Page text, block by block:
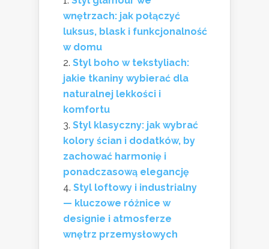
wnętrzach: jak połączyć
luksus, blask i funkcjonalność
w domu
Styl boho w tekstyliach:
jakie tkaniny wybierać dla
naturalnej lekkości i
komfortu
Styl klasyczny: jak wybrać
kolory ścian i dodatków, by
zachować harmonię i
ponadczasową elegancję
Styl loftowy i industrialny
— kluczowe różnice w
designie i atmosferze
wnętrz przemysłowych